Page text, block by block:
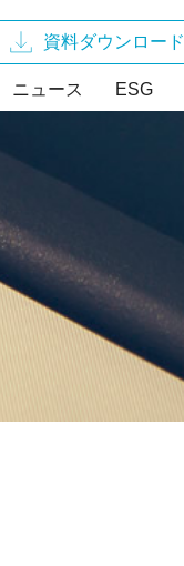
ニュース ESG
資料ダウンロード